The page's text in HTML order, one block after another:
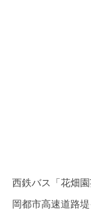
西鉄バス「花畑
岡都市高速道路